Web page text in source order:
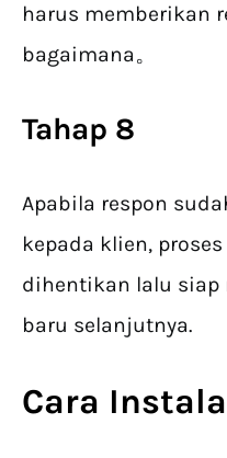
harus memberikan
bagaimana。
Tahap 8
Apabila respon
kepada klien,
dihentikan lalu siap
baru selanjutnya.
Cara